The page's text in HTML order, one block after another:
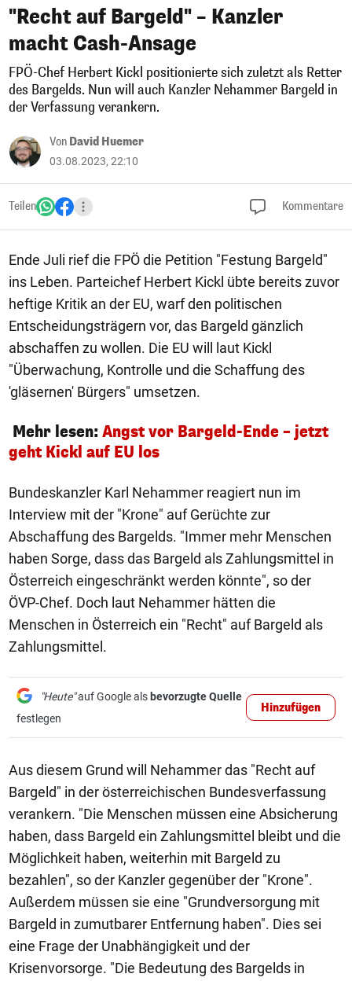
"Recht auf Bargeld" – Kanzler
macht Cash-Ansage
FPÖ-Chef Herbert Kickl positionierte sich zuletzt als Retter
des Bargelds. Nun will auch Kanzler Nehammer Bargeld in
der Verfassung verankern.
Von David Huemer
03.08.2023, 22:10
Teilen Kommentare
Ende Juli rief die FPÖ die Petition "Festung Bargeld"
ins Leben. Parteichef Herbert Kickl übte bereits zuvor
heftige Kritik an der EU, warf den politischen
Entscheidungsträgern vor, das Bargeld gänzlich
abschaffen zu wollen. Die EU will laut Kickl
"Überwachung, Kontrolle und die Schaffung des
'gläsernen' Bürgers" umsetzen.
Mehr lesen: Angst vor Bargeld-Ende – jetzt
geht Kickl auf EU los
Bundeskanzler Karl Nehammer reagiert nun im
Interview mit der "Krone" auf Gerüchte zur
Abschaffung des Bargelds. "Immer mehr Menschen
haben Sorge, dass das Bargeld als Zahlungsmittel in
Österreich eingeschränkt werden könnte", so der
ÖVP-Chef. Doch laut Nehammer hätten die
Menschen in Österreich ein "Recht" auf Bargeld als
Zahlungsmittel.
"Heute"auf Google als bevorzugte Quelle
festlegen
Hinzufügen
Aus diesem Grund will Nehammer das "Recht auf
Bargeld" in der österreichischen Bundesverfassung
verankern. "Die Menschen müssen eine Absicherung
haben, dass Bargeld ein Zahlungsmittel bleibt und die
Möglichkeit haben, weiterhin mit Bargeld zu
bezahlen", so der Kanzler gegenüber der "Krone".
Außerdem müssen sie eine "Grundversorgung mit
Bargeld in zumutbarer Entfernung haben". Dies sei
eine Frage der Unabhängigkeit und der
Krisenvorsorge. "Die Bedeutung des Bargelds in